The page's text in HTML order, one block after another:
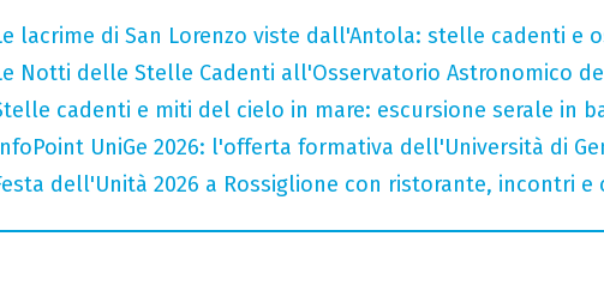
lacrime di San Lorenzo viste dall'Antola: stelle cadenti e
Notti delle Stelle Cadenti all'Osservatorio Astronomico
cadenti e miti del cielo in mare: escursione serale in
UniGe 2026: l'offerta formativa dell'Università di
dell'Unità 2026 a Rossiglione con ristorante, incontri e